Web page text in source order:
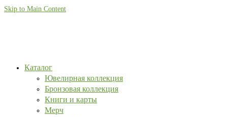
Skip to Main Content
Каталог
Ювелирная коллекция
Бронзовая коллекция
Книги и карты
Мерч